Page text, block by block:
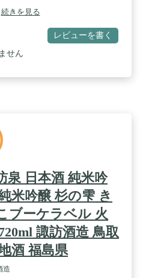
続きを見る
レビューを書く
せん
泉 日本酒 純米吟
米吟醸 杉の雫 き
ブーケラベル 火
諏訪酒造 鳥取
酒 福島県
造